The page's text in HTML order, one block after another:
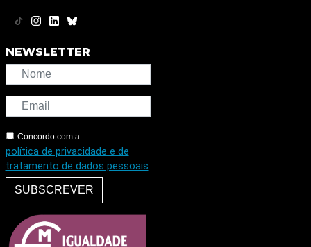
NEWSLETTER
Concordo com a
política de privacidade e de
tratamento de dados pessoais
SUBSCREVER